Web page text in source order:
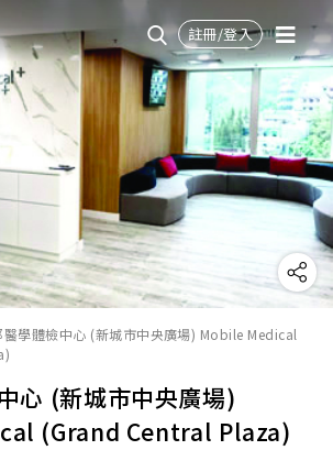
註冊/登入
醫學體檢中心 (新城市中央廣場) Mobile Medical
心 (新城市中央廣場)
(Grand Central Plaza)